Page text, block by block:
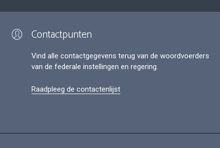
Contactpunten
Vind alle contactgegevens terug van de woordvoerders
van de federale instellingen en regering.
Raadpleeg de contactenlijst